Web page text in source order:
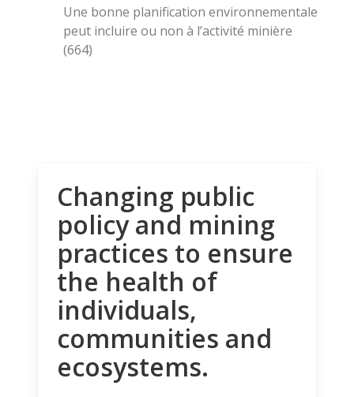
Une bonne planification environnementale
peut incluire ou non à l’activité minière
(664)
Changing public
policy and mining
practices to ensure
the health of
individuals,
communities and
ecosystems.